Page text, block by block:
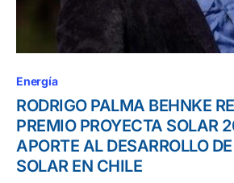
Energía
RODRIGO PALMA BEHNKE
PREMIO PROYECTA SOLAR
APORTE AL DESARROLLO
SOLAR EN CHILE